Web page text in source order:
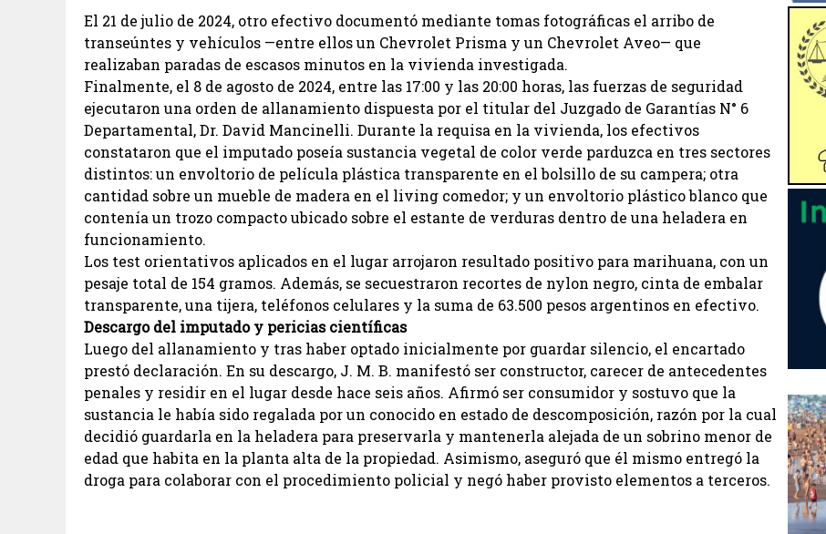
El 21 de julio de 2024, otro efectivo documentó mediante tomas fotográficas el arribo de
transeúntes y vehículos —entre ellos un Chevrolet Prisma y un Chevrolet Aveo— que
realizaban paradas de escasos minutos en la vivienda investigada.
Finalmente, el 8 de agosto de 2024, entre las 17:00 y las 20:00 horas, las fuerzas de seguridad
ejecutaron una orden de allanamiento dispuesta por el titular del Juzgado de Garantías N° 6
Departamental, Dr. David Mancinelli. Durante la requisa en la vivienda, los efectivos
constataron que el imputado poseía sustancia vegetal de color verde parduzca en tres sectores
distintos: un envoltorio de película plástica transparente en el bolsillo de su campera; otra
cantidad sobre un mueble de madera en el living comedor; y un envoltorio plástico blanco que
contenía un trozo compacto ubicado sobre el estante de verduras dentro de una heladera en
funcionamiento.
Los test orientativos aplicados en el lugar arrojaron resultado positivo para marihuana, con un
pesaje total de 154 gramos. Además, se secuestraron recortes de nylon negro, cinta de embalar
transparente, una tijera, teléfonos celulares y la suma de 63.500 pesos argentinos en efectivo.
Descargo del imputado y pericias científicas
Luego del allanamiento y tras haber optado inicialmente por guardar silencio, el encartado
prestó declaración. En su descargo, J. M. B. manifestó ser constructor, carecer de antecedentes
penales y residir en el lugar desde hace seis años. Afirmó ser consumidor y sostuvo que la
sustancia le había sido regalada por un conocido en estado de descomposición, razón por la cual
decidió guardarla en la heladera para preservarla y mantenerla alejada de un sobrino menor de
edad que habita en la planta alta de la propiedad. Asimismo, aseguró que él mismo entregó la
droga para colaborar con el procedimiento policial y negó haber provisto elementos a terceros.